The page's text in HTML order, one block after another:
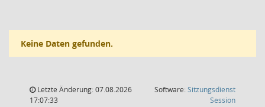
Keine Daten gefunden.
Letzte Änderung: 07.08.2026
17:07:33
Software:Sitzungsdienst
Session(Wird in